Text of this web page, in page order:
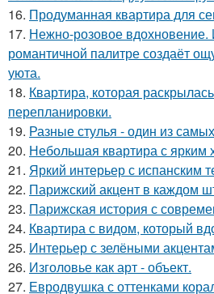
16. Продуманная квартира для
17. Нежно-розовое вдохновение.
романтичной палитре создаёт
уюта.
18. Квартира, которая
перепланировки.
19. Разные стулья - один из
20. Небольшая квартира с ярким
21. Яркий интерьер с испанским
22. Парижский акцент в каждом
23. Парижская история с
24. Квартира с видом, который
25. Интерьер с зелёными
26. Изголовье как арт - объект.
27. Евродвушка с оттенками